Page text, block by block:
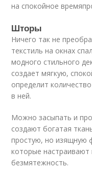
на спокойное
Шторы
Ничего так не
текстиль на окнах
модного стильного
создает мягкую,
определит
в ней.
Можно засыпать и
создают богатая
простую, но изящную
которые
безмятежность.